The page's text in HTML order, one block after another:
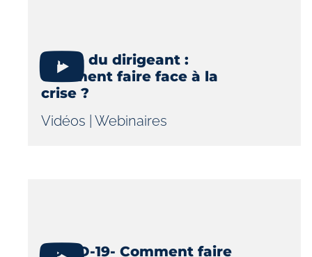
Santé du dirigeant :
comment faire face à la
crise ?
Vidéos |Webinaires
COVID-19- Comment faire